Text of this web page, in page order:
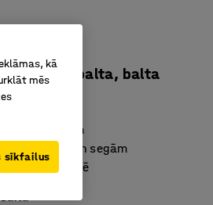
balta, balta
matračiem
spilveniem un segām
labajā pusē
Balta
kā
mēs
sīkfailus